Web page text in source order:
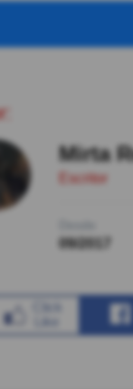
Mirta
Escritor
09/2017